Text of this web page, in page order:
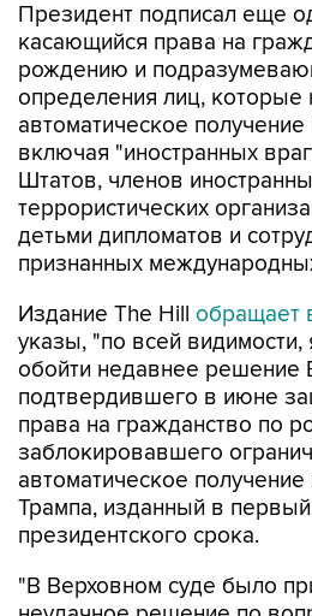
Президент подписал еще
касающийся права на
рождению и
определения лиц, которые
автоматическое
включая "иностранных
Штатов, членов
террористических
детьми дипломатов и
признанных
Издание The Hill обращает
указы, "по всей
обойти недавнее решение
подтвердившего в июне
права на гражданство по
заблокировавшего
автоматическое
Трампа, изданный в
президентского срока.
"В Верховном суде было